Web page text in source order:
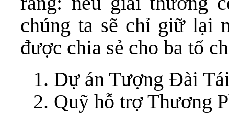
chúng ta sẽ chỉ giữ lại
được chia sẻ cho ba tổ
Dự án Tượng Đài
Quỹ hỗ trợ Thương